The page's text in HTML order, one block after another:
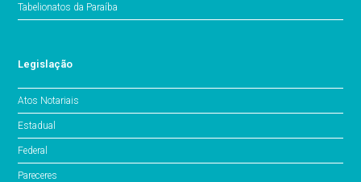
Tabelionatos da Paraíba
Legislação
Atos Notariais
Estadual
Federal
Pareceres